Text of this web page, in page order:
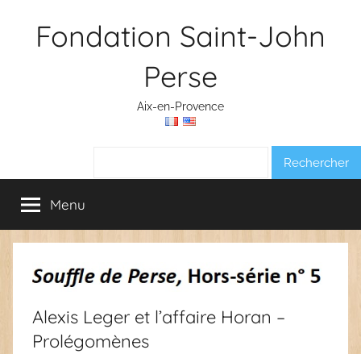
Fondation Saint-John
Perse
Aix-en-Provence
Menu
Alexis Leger et l’affaire Horan –
Prolégomènes